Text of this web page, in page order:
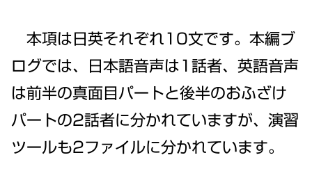
本項は日英それぞれ10文です。本編ブ
ログでは、日本語音声は1話者、英語音声
は前半の真面目パートと後半のおふざけ
パートの2話者に分かれていますが、演習
ツールも2ファイルに分かれています。